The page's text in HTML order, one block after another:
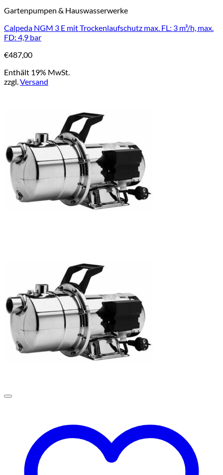
Gartenpumpen & Hauswasserwerke
Calpeda NGM 3 E mit Trockenlaufschutz max. FL: 3 m³/h, max.
FD: 4,9 bar
€487,00
Enthält 19% MwSt.
zzgl.Versand